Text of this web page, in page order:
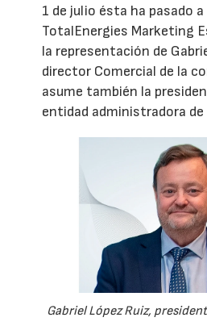
1 de julio ésta ha pasado
TotalEnergies Marketing
la representación de
director Comercial de la
asume también la
entidad administradora de
Gabriel López Ruiz,